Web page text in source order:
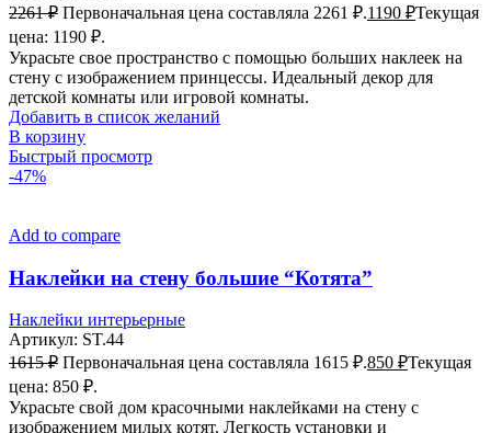
2261₽ Первоначальная цена составляла 2261 ₽.1190 ₽Текущая
цена: 1190 ₽.
Украсьте свое пространство с помощью больших наклеек на
стену с изображением принцессы. Идеальный декор для
детской комнаты или игровой комнаты.
Добавить в список желаний
В корзину
Быстрый просмотр
-47%
Add to compare
Наклейки на стену большие “Котята”
Наклейки интерьерные
Артикул: ST.44
1615₽ Первоначальная цена составляла 1615 ₽.850 ₽Текущая
цена: 850 ₽.
Украсьте свой дом красочными наклейками на стену с
изображением милых котят. Легкость установки и